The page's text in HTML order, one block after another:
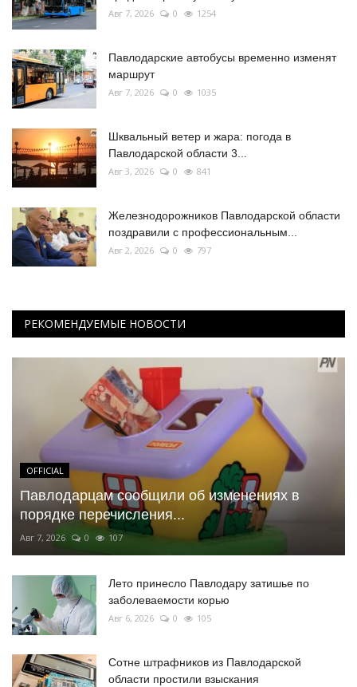
Авг 7, 2026 0 1254
Павлодарские автобусы временно изменят
маршрут
Авг 7, 2026 0 1035
Шквальный ветер и жара: погода в
Павлодарской области 3...
Авг 3, 2026 0 841
Железнодорожников Павлодарской области
поздравили с профессиональным...
Авг 2, 2026 0 797
РЕКОМЕНДУЕМЫЕ НОВОСТИ
OFFICIAL
Павлодарцам сообщили об изменениях в
порядке перечисления...
Авг 7, 2026 0 107
Лето принесло Павлодару затишье по
заболеваемости корью
Авг 6, 2026 0 105
Сотне штрафников из Павлодарской
области простили взыскания